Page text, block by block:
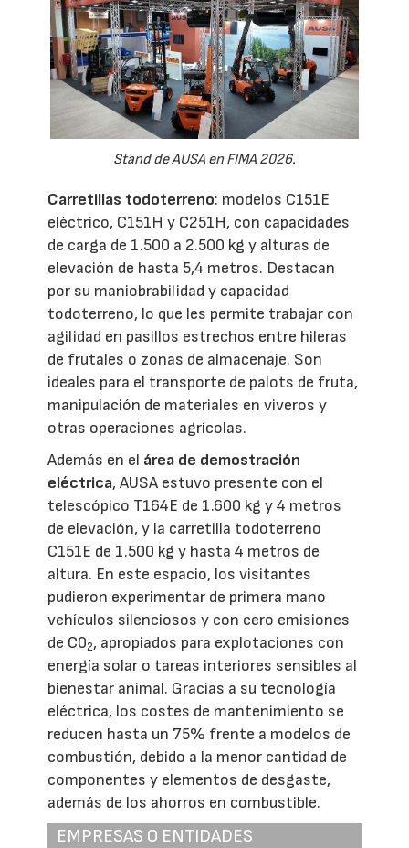
Stand de AUSA en FIMA 2026.
Carretillas todoterreno: modelos C151E
eléctrico, C151H y C251H, con capacidades
de carga de 1.500 a 2.500 kg y alturas de
elevación de hasta 5,4 metros. Destacan
por su maniobrabilidad y capacidad
todoterreno, lo que les permite trabajar con
agilidad en pasillos estrechos entre hileras
de frutales o zonas de almacenaje. Son
ideales para el transporte de palots de fruta,
manipulación de materiales en viveros y
otras operaciones agrícolas.
Además en el área de demostración
eléctrica, AUSA estuvo presente con el
telescópico T164E de 1.600 kg y 4 metros
de elevación, y la carretilla todoterreno
C151E de 1.500 kg y hasta 4 metros de
altura. En este espacio, los visitantes
pudieron experimentar de primera mano
vehículos silenciosos y con cero emisiones
de C02, apropiados para explotaciones con
energía solar o tareas interiores sensibles al
bienestar animal. Gracias a su tecnología
eléctrica, los costes de mantenimiento se
reducen hasta un 75% frente a modelos de
combustión, debido a la menor cantidad de
componentes y elementos de desgaste,
además de los ahorros en combustible.
EMPRESAS O ENTIDADES